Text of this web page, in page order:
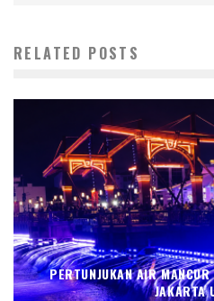
RELATED POSTS
PERTUNJUKAN AIR
JAKARTA